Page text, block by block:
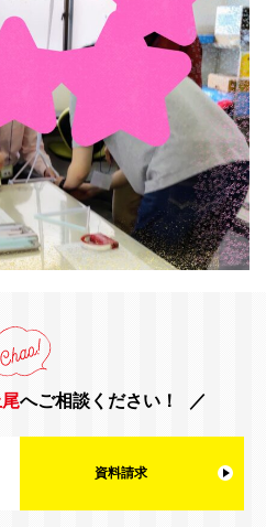
へご相談ください！
資料請求